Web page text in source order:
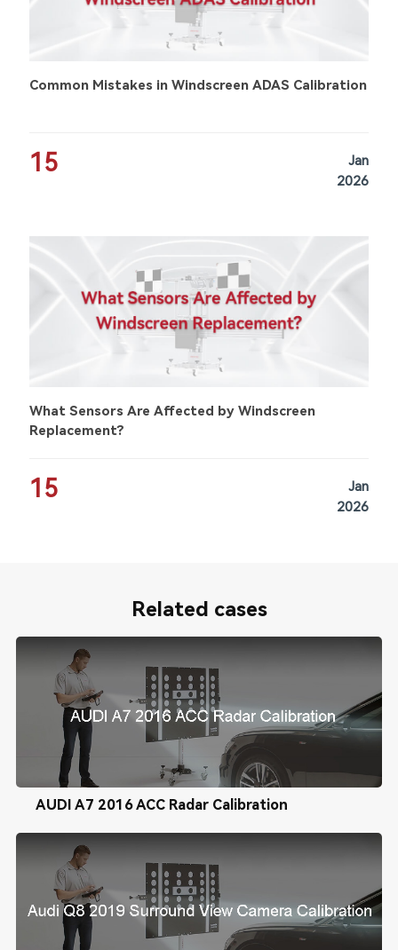
Common Mistakes in Windscreen ADAS Calibration
15
Jan
2026
What Sensors Are Affected by Windscreen
Replacement?
15
Jan
2026
Related cases
AUDI A7 2016 ACC Radar Calibration